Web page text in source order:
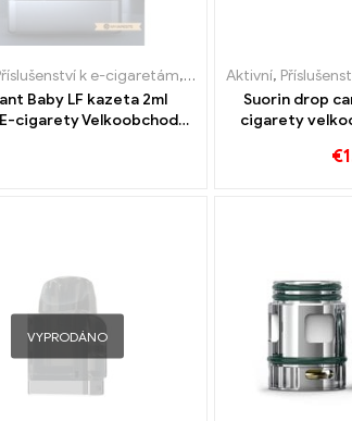
k e-cigaretám, Výparník
Baby LF kazeta 2ml
cigarety Velkoobchod丨
Aktivní,
Suorin drop
cigarety
€
VYPRODÁNO